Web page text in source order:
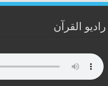
راديو القرآن